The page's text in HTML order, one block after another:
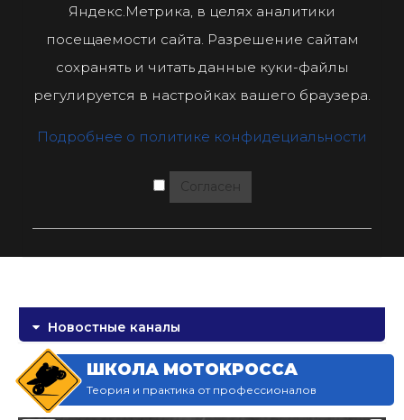
Яндекс.Метрика, в целях аналитики
посещаемости сайта. Разрешение сайтам
сохранять и читать данные куки-файлы
регулируется в настройках вашего браузера.
Подробнее о политике конфидециальности
Согласен
Новостные каналы
ШКОЛА МОТОКРОССА
Теория и практика от профессионалов